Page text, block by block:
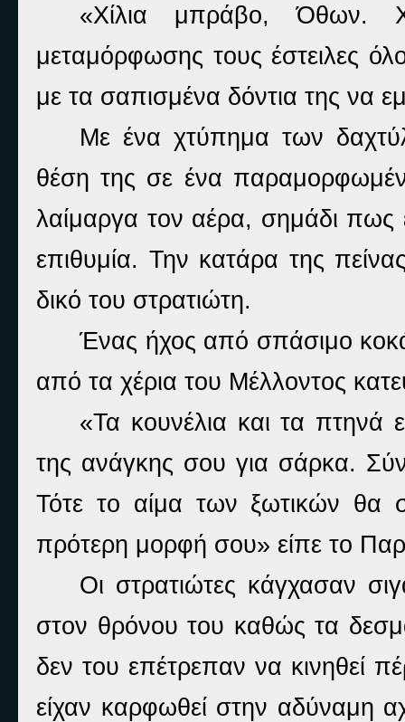
«Χίλια μπράβο, Όθων.
μεταμόρφωσης τους έστειλες
με τα σαπισμένα δόντια της να
Με ένα χτύπημα των
θέση της σε ένα
λαίμαργα τον αέρα, σημάδι πως
επιθυμία. Την κατάρα της
δικό του στρατιώτη.
Ένας ήχος από σπάσιμο
από τα χέρια του Μέλλοντος
«Τα κουνέλια και τα πτηνά
της ανάγκης σου για σάρκα.
Τότε το αίμα των ξωτικών θα
πρότερη μορφή σου» είπε το
Oι στρατιώτες κάγχασαν
στον θρόνου του καθώς τα
δεν του επέτρεπαν να κινηθεί
είχαν καρφωθεί στην αδύναμη